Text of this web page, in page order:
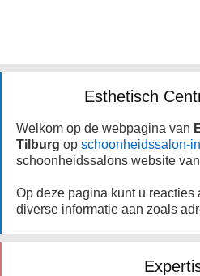
Esthetisch
Welkom op de webpagina van
Tilburg op schoonheidssalon-
schoonheidssalons website
Op deze pagina kunt u reacties
diverse informatie aan zoals